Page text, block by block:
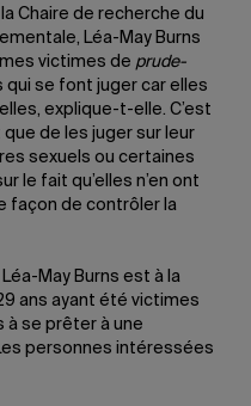
Chaire de recherche du
Léa-May Burns
victimes de prude-
qui se font juger car elles
explique-t-elle. C’est
de les juger sur leur
sexuels ou certaines
le fait qu’elles n’en ont
façon de contrôler la
May Burns est à la
ans ayant été victimes
se prêter à une
personnes intéressées